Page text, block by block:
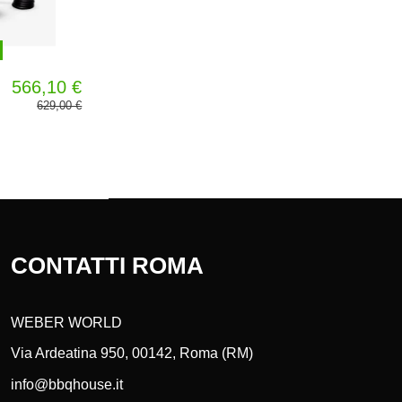
566,10 €
629,00 €
CONTATTI ROMA
WEBER WORLD
Via Ardeatina 950, 00142, Roma (RM)
info@bbqhouse.it